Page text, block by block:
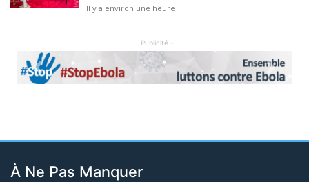
Il y a environ une heure
- Publicité -
Previous Next
À Ne Pas Manquer